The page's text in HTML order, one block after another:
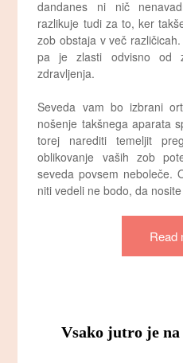
dandanes ni nič
razlikuje tudi za to, ker
zob obstaja v več
pa je zlasti odvisno od
zdravljenja.
Seveda vam bo izbrani
nošenje takšnega aparata
torej narediti temeljit
oblikovanje vaših zob
seveda povsem neboleče.
niti vedeli ne bodo, da
Read
Vsako jutro je